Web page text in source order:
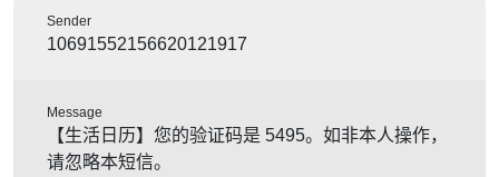
Sender
10691552156620121917
Message
【生活日历】您的验证码是 5495。如非本人操作，
请忽略本短信。